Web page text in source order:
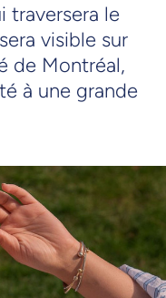
traversera le
visible sur
de Montréal,
à une grande